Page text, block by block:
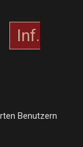
Inf.
Benutzern